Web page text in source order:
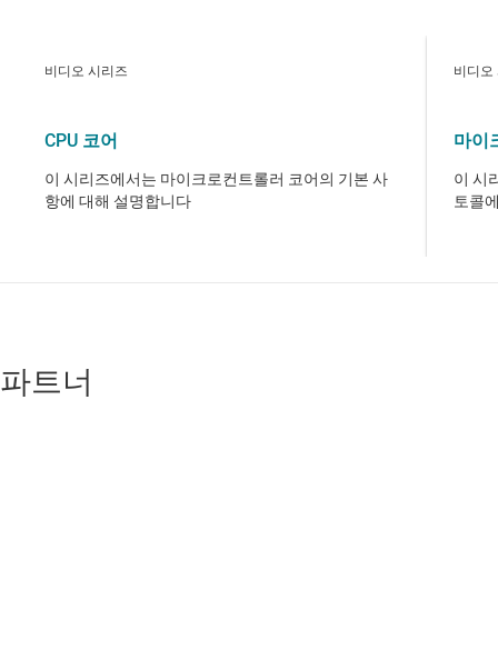
비디오 시리즈
CPU 코어
이 시리즈에서는 마이크로컨트롤러 코어의 기본 사
항에 대해 설명합니다
비디오
마이
이 시
토콜
파트너